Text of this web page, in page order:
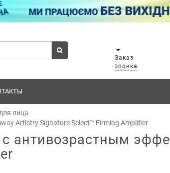
Заказ
звонка
лица
Artistry Signature Select™ Firming Amplifier
антивозрастным